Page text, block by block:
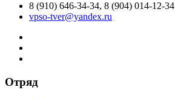
8 (910) 646-34-34, 8 (904) 014-12-34
vpso-tver@yandex.ru
Отряд